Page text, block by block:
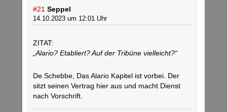
#21 Seppel
14.10.2023 um 12:01 Uhr
ZITAT:
„Alario? Etabliert? Auf der Tribüne vielleicht?“
De Schebbe, Das Alario Kapitel ist vorbei. Der
sitzt seinen Vertrag hier aus und macht Dienst
nach Vorschrift.